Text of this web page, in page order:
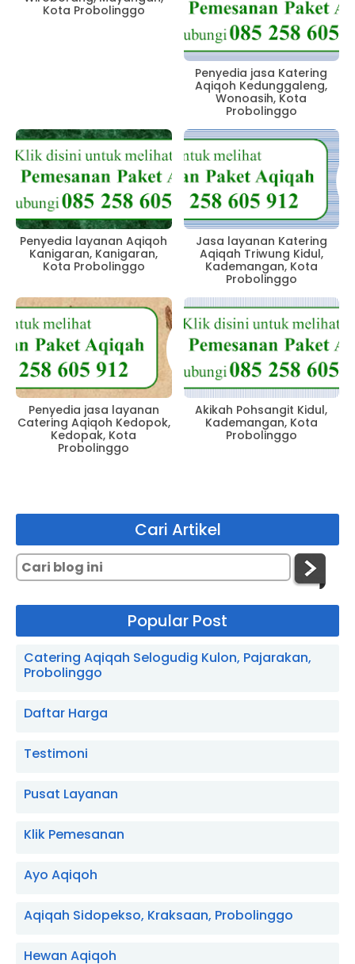
Kota Probolinggo
Penyedia jasa Katering
Aqiqoh Kedunggaleng,
Wonoasih, Kota
Probolinggo
Penyedia layanan Aqiqoh
Kanigaran, Kanigaran,
Kota Probolinggo
Jasa layanan Katering
Aqiqah Triwung Kidul,
Kademangan, Kota
Probolinggo
Penyedia jasa layanan
Catering Aqiqoh Kedopok,
Kedopak, Kota
Probolinggo
Akikah Pohsangit Kidul,
Kademangan, Kota
Probolinggo
Cari Artikel
Popular Post
Catering Aqiqah Selogudig Kulon, Pajarakan,
Probolinggo
Daftar Harga
Testimoni
Pusat Layanan
Klik Pemesanan
Ayo Aqiqoh
Aqiqah Sidopekso, Kraksaan, Probolinggo
Hewan Aqiqoh